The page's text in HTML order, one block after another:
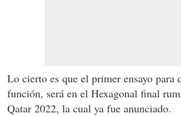
Lo cierto es que el primer ensayo para
función, será en el Hexagonal final
Qatar 2022, la cual ya fue anunciado.